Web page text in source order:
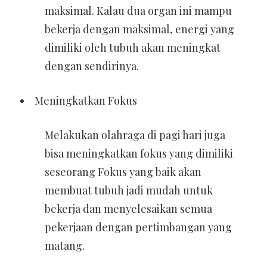
maksimal. Kalau dua organ ini mampu
bekerja dengan maksimal, energi yang
dimiliki oleh tubuh akan meningkat
dengan sendirinya.
Meningkatkan Fokus
Melakukan olahraga di pagi hari juga
bisa meningkatkan fokus yang dimiliki
seseorang Fokus yang baik akan
membuat tubuh jadi mudah untuk
bekerja dan menyelesaikan semua
pekerjaan dengan pertimbangan yang
matang.